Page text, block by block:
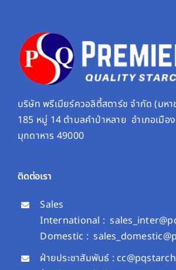
บริษัท พรีเมียร์ควอลิตี้สตาร์ช จํากัด (มห
185 หมู่ 14 ตำบลคำป่าหลาย อำเภอเมือ
มุกดาหาร 49000
ติดต่อเรา
Sales
International :
Domestic :
ฝ่ายประชาสัมพันธ์ :